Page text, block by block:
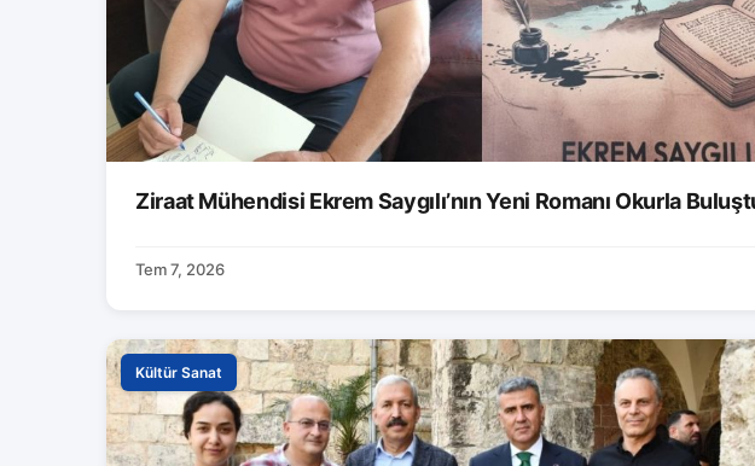
Ziraat Mühendisi Ekrem Saygılı’nın Yeni Romanı Okurla
Tem 7, 2026
Kültür Sanat